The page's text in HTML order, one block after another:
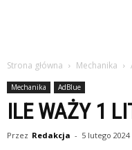
Strona główna Mechanika
Mechanika AdBlue
ILE WAŻY 1
Przez Redakcja - 5 lutego 2024